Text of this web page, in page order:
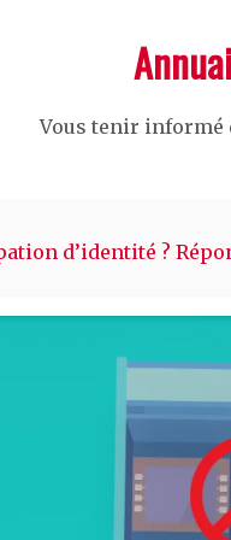
Vous tenir informé
d’identité ?